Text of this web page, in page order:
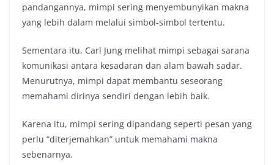
pandangannya, mimpi sering menyembunyikan makna
yang lebih dalam melalui simbol-simbol tertentu.
Sementara itu, Carl Jung melihat mimpi sebagai sarana
komunikasi antara kesadaran dan alam bawah sadar.
Menurutnya, mimpi dapat membantu seseorang
memahami dirinya sendiri dengan lebih baik.
Karena itu, mimpi sering dipandang seperti pesan yang
perlu “diterjemahkan” untuk memahami makna
sebenarnya.